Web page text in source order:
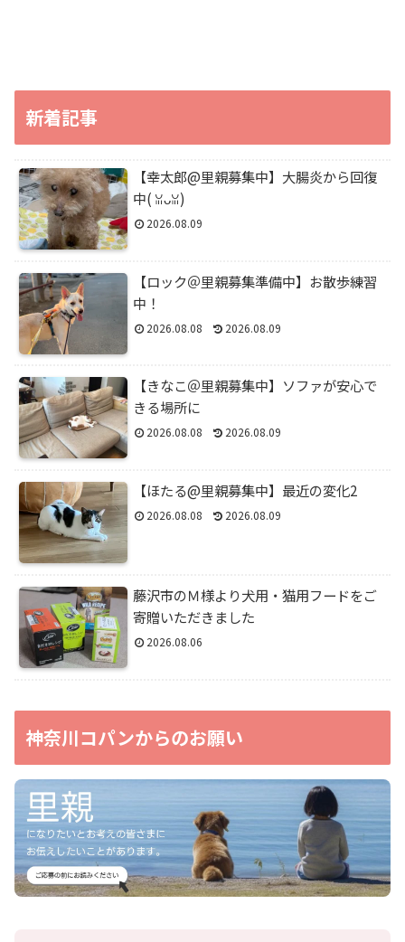
新着記事
【幸太郎@里親募集中】大腸炎から回復
中(⁠ ⁠ꈍ⁠ᴗ⁠ꈍ⁠)
2026.08.09
【ロック＠里親募集準備中】お散歩練習
中！
2026.08.08 2026.08.09
【きなこ＠里親募集中】ソファが安心で
きる場所に
2026.08.08 2026.08.09
【ほたる@里親募集中】最近の変化2
2026.08.08 2026.08.09
藤沢市のＭ様より犬用・猫用フードをご
寄贈いただきました
2026.08.06
神奈川コパンからのお願い